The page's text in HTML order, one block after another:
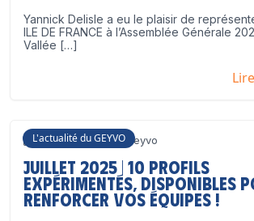
Yannick Delisle a eu le plaisir de
ILE DE FRANCE à l’Assemblée Générale
Vallée […]
L'actualité du GEYVO
3 juillet 2025 Geyvo
Juillet 2025 | 10 profils
expérimentés, disponibles
renforcer vos équipes !